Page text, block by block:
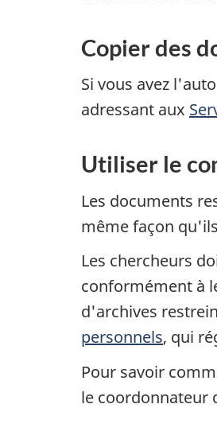
Copier des
Si vous avez
adressant aux
Utiliser le
Les documents
même façon
Les chercheurs
conformément à
d'archives
personnels, qui
Pour savoir
le coordonnateur